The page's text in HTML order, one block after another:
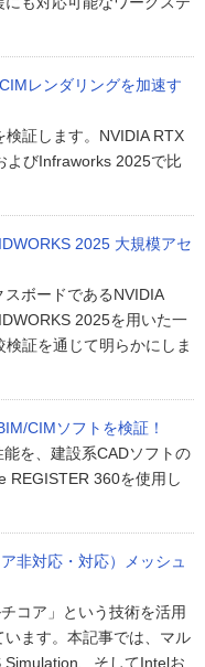
レンダリングを加速す
証します。NVIDIA RTX
よびInfraworks 2025で比
2025 大規模アセ
ボードであるNVIDIA
2025を用いた一
証を通じて明らかにしま
CIMソフトを検証！
を、建設系CADソフトの
REGISTER 360を使用し
非対応・対応）メッシュ
コア」という技術を活用
ます。本記事では、マル
、そしてIntelお